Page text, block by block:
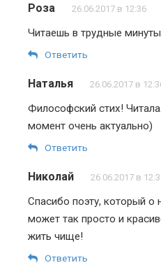
Роза 26.06.2017 в 12:36
Читаешь в трудные
Ответить
Наталья 26.06.2017 в
Философский стих!
момент очень актуально)
Ответить
Николай 26.06.2017 в
Спасибо поэту, который о
может так просто и
жить чище!
Ответить